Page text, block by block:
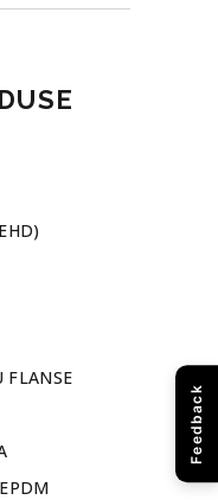
FLANSE
Feedback